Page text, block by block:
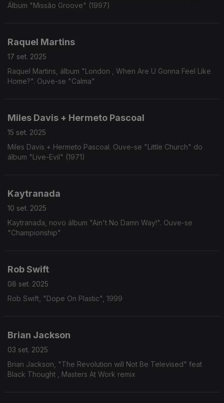
Álbum "Missão Groove" (1997)
Raquel Martins
17 set. 2025
Raquel Martins, álbum "London , When Are U Gonna Feel Like
Home?". Ouve-se "Calma"
Miles Davis + Hermeto Pascoal
15 set. 2025
Miles Davis + Hermeto Pascoal. Ouve-se "Little Church" do
álbum "Live-Evil" (1971)
Kaytranada
10 set. 2025
Kaytranada, novo álbum "Ain't No Damn Way!". Ouve-se
"Championship"
Rob Swift
08 set. 2025
Rob Swift, "Dope On Plastic", 1999
Brian Jackson
03 set. 2025
Brian Jackson, "The Revolution will Not Be Televised" feat
Black Thought , Masters At Work remix